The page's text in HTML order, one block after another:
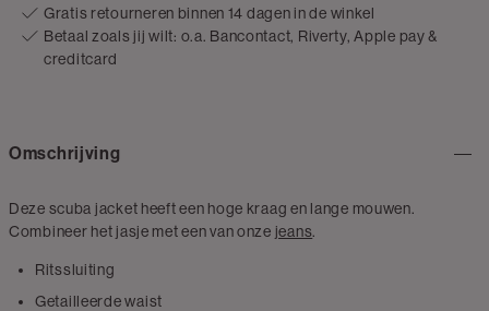
Gratis retourneren binnen 14 dagen in de winkel
Betaal zoals jij wilt: o.a. Bancontact, Riverty, Apple pay &
creditcard
Omschrijving
Deze scuba jacket heeft een hoge kraag en lange mouwen.
Combineer het jasje met een van onze jeans.
Ritssluiting
Getailleerde waist